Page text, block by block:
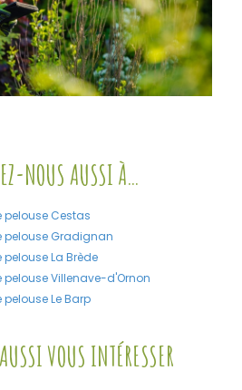
NOUS AUSSI À…
pelouse Cestas
pelouse Gradignan
La Brède
Villenave-d'Ornon
Le Barp
VOUS INTÉRESSER